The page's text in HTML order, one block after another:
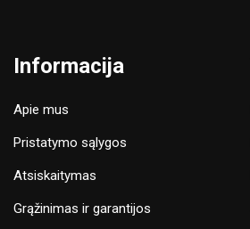
Informacija
Apie mus
Pristatymo sąlygos
Atsiskaitymas
Grąžinimas ir garantijos